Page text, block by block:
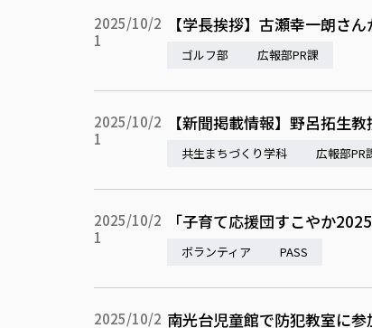
2025/10/2
1
【学長挨拶】古瀬幸一朗さ
ゴルフ部 広報部PR課
2025/10/2
1
【新聞掲載情報】野呂拓生
共生まちづくり学科 広報部PR
2025/10/2
1
「子育て応援団すこやか
ボランティア PASS
2025/10/2 南光台児童館で防犯教室に参